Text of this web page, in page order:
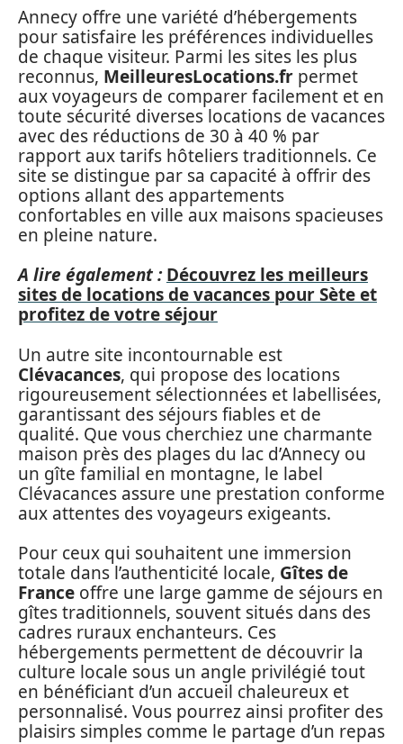
Annecy offre une variété d’hébergements
pour satisfaire les préférences individuelles
de chaque visiteur. Parmi les sites les plus
reconnus, MeilleuresLocations.fr permet
aux voyageurs de comparer facilement et en
toute sécurité diverses locations de vacances
avec des réductions de 30 à 40 % par
rapport aux tarifs hôteliers traditionnels. Ce
site se distingue par sa capacité à offrir des
options allant des appartements
confortables en ville aux maisons spacieuses
en pleine nature.
A lire également : Découvrez les meilleurs
sites de locations de vacances pour Sète et
profitez de votre séjour
Un autre site incontournable est
Clévacances, qui propose des locations
rigoureusement sélectionnées et labellisées,
garantissant des séjours fiables et de
qualité. Que vous cherchiez une charmante
maison près des plages du lac d’Annecy ou
un gîte familial en montagne, le label
Clévacances assure une prestation conforme
aux attentes des voyageurs exigeants.
Pour ceux qui souhaitent une immersion
totale dans l’authenticité locale, Gîtes de
France offre une large gamme de séjours en
gîtes traditionnels, souvent situés dans des
cadres ruraux enchanteurs. Ces
hébergements permettent de découvrir la
culture locale sous un angle privilégié tout
en bénéficiant d’un accueil chaleureux et
personnalisé. Vous pourrez ainsi profiter des
plaisirs simples comme le partage d’un repas